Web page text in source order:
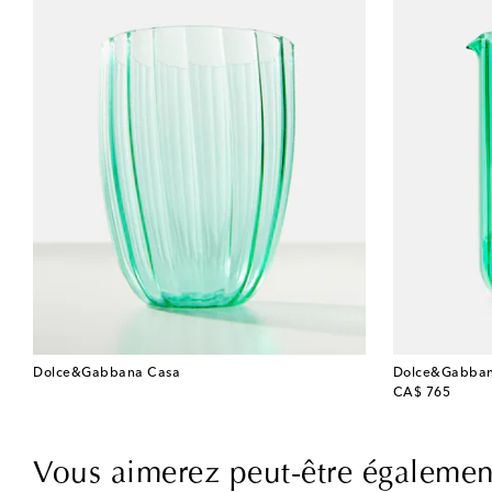
Dolce&Gabbana Casa
CA$ 765
original price
Vous aimerez peut-être